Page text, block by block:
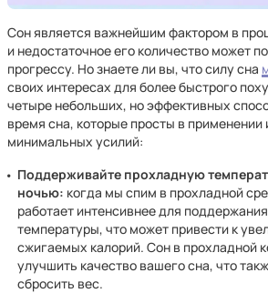
Сон является важнейшим фактором в
и недостаточное его количество может
прогрессу. Но знаете ли вы, что силу сна
своих интересах для более быстрого
четыре небольших, но эффективных
время сна, которые просты в применении
минимальных усилий:
Поддерживайте прохладную
ночью: когда мы спим в прохладной
работает интенсивнее для
температуры, что может привести к
сжигаемых калорий. Сон в прохладной
улучшить качество вашего сна, что
сбросить вес.